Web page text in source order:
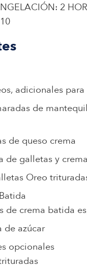
2
adicionales
de
de queso crema
de galletas y
Oreo
de crema batida
de azúcar
opcionales